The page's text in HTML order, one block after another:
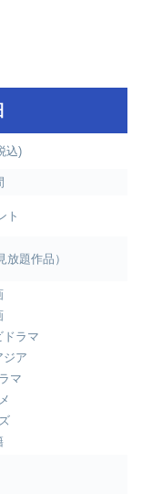
込)
ト
題作品）
ドラマ
ジア
マ